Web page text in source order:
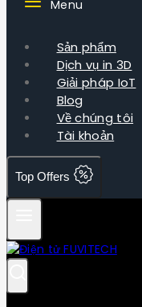
Menu
Sản phẩm
Dịch vụ in 3D
Giải pháp IoT
Blog
Về chúng tôi
Tài khoản
Top Offers